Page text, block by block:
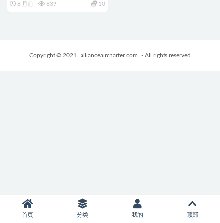
exHeart SPIN!）LOVE+PLUS 官
8 月前 839 10
Copyright © 2021 allianceaircharter.com - All rights reserved
首页 分类 我的 顶部